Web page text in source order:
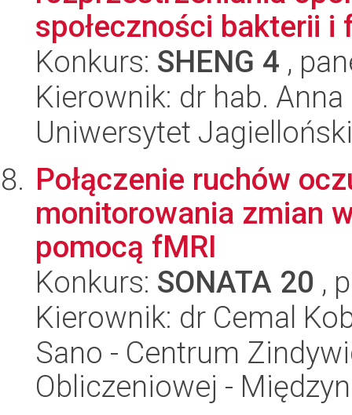
społeczności bakterii i
Konkurs: SHENG 4 ,
Kierownik: dr hab.
Uniwersytet Jagielloński
Połączenie ruchów
monitorowania zmian
pomocą fMRI
Konkurs: SONATA 20 ,
Kierownik: dr Cemal
Sano - Centrum
Obliczeniowej -